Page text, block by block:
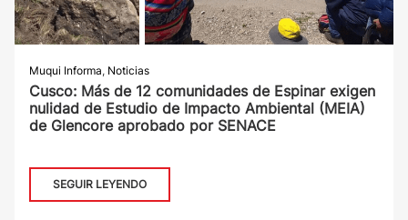
Muqui Informa, Noticias
Cusco: Más de 12 comunidades de Espinar exigen
nulidad de Estudio de Impacto Ambiental (MEIA)
de Glencore aprobado por SENACE
SEGUIR LEYENDO